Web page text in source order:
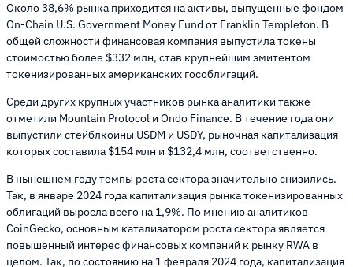
Около 38,6% рынка приходится на активы, выпущенные фондом
On-Chain U.S. Government Money Fund от Franklin Templeton. В
общей сложности финансовая компания выпустила токены
стоимостью более $332 млн, став крупнейшим эмитентом
токенизированных американских гособлигаций.
Среди других крупных участников рынка аналитики также
отметили Mountain Protocol и Ondo Finance. В течение года они
выпустили стейблкоины USDM и USDY, рыночная капитализация
которых составила $154 млн и $132,4 млн, соответственно.
В нынешнем году темпы роста сектора значительно снизились.
Так, в январе 2024 года капитализация рынка токенизированных
облигаций выросла всего на 1,9%. По мнению аналитиков
CoinGecko, основным катализатором роста сектора является
повышенный интерес финансовых компаний к рынку RWA в
целом. Так, по состоянию на 1 февраля 2024 года, капитализация